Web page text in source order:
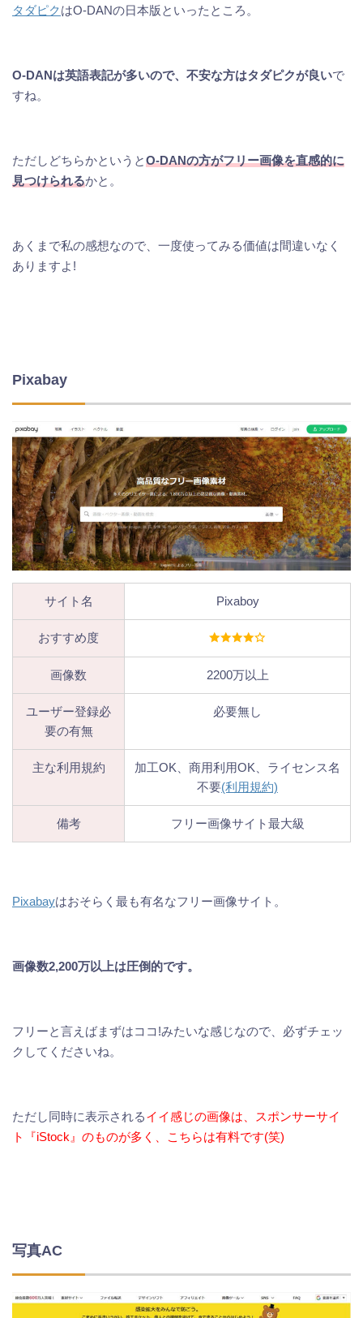
タダピクはO-DANの日本版といったところ。
O-DANは英語表記が多いので、不安な方はタダピクが良いで
すね。
ただしどちらかというとO-DANの方がフリー画像を直感的に
見つけられるかと。
あくまで私の感想なので、一度使ってみる価値は間違いなく
ありますよ!
Pixabay
サイト名 Pixaboy
おすすめ度
画像数 2200万以上
ユーザー登録必
要の有無
必要無し
主な利用規約
加工OK、商用利用OK、ライセンス名
不要(利用規約)
備考 フリー画像サイト最大級
Pixabayはおそらく最も有名なフリー画像サイト。
画像数2,200万以上は圧倒的です。
フリーと言えばまずはココ!みたいな感じなので、必ずチェッ
クしてくださいね。
ただし同時に表示されるイイ感じの画像は、スポンサーサイ
ト『iStock』のものが多く、こちらは有料です(笑)
写真AC